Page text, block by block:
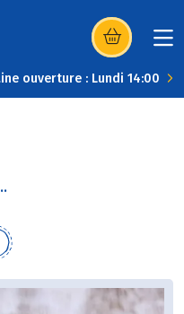
(s’ouvre dans
ouverture : Lundi 14:00